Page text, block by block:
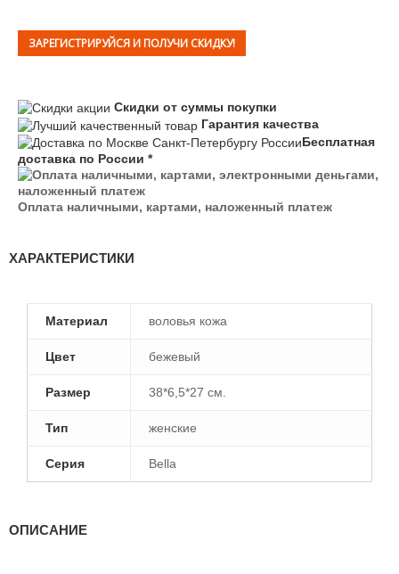
ЗАРЕГИСТРИРУЙСЯ И ПОЛУЧИ СКИДКУ!
Скидки от суммы покупки
Гарантия качества
Бесплатная
доставка по России *
Оплата наличными, картами, наложенный платеж
ХАРАКТЕРИСТИКИ
Материал воловья кожа
Цвет бежевый
Размер 38*6,5*27 см.
Тип женские
Серия Bella
ОПИСАНИЕ